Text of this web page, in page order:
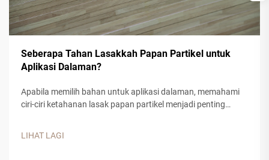
Seberapa Tahan Lasakkah Papan Partikel untuk
Aplikasi Dalaman?
Apabila memilih bahan untuk aplikasi dalaman, memahami
ciri-ciri ketahanan lasak papan partikel menjadi penting
LIHAT LAGI